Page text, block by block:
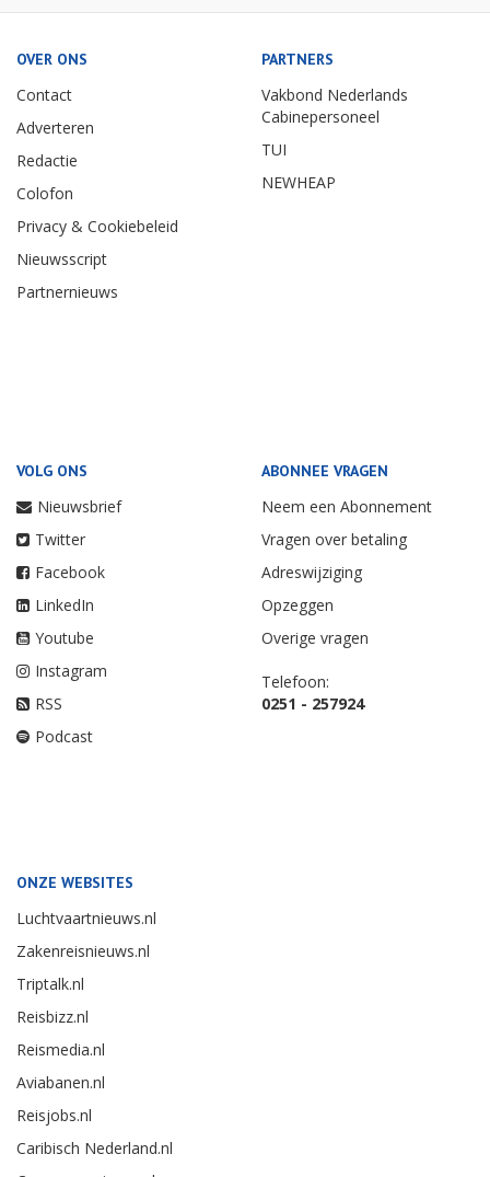
OVER ONS
Contact
Adverteren
Redactie
Colofon
Privacy & Cookiebeleid
Nieuwsscript
Partnernieuws
PARTNERS
Vakbond Nederlands
Cabinepersoneel
TUI
NEWHEAP
VOLG ONS
Nieuwsbrief
Twitter
Facebook
LinkedIn
Youtube
Instagram
RSS
Podcast
ABONNEE VRAGEN
Neem een Abonnement
Vragen over betaling
Adreswijziging
Opzeggen
Overige vragen
Telefoon:
0251 - 257924
ONZE WEBSITES
Luchtvaartnieuws.nl
Zakenreisnieuws.nl
Triptalk.nl
Reisbizz.nl
Reismedia.nl
Aviabanen.nl
Reisjobs.nl
Caribisch Nederland.nl